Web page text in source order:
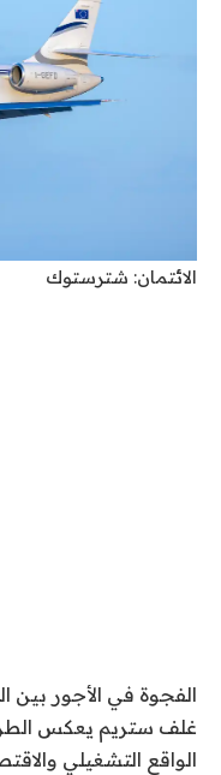
الائتمان: شترستوك
الفجوة في الأجور بين
غلف ستريم
الواقع التشغيلي